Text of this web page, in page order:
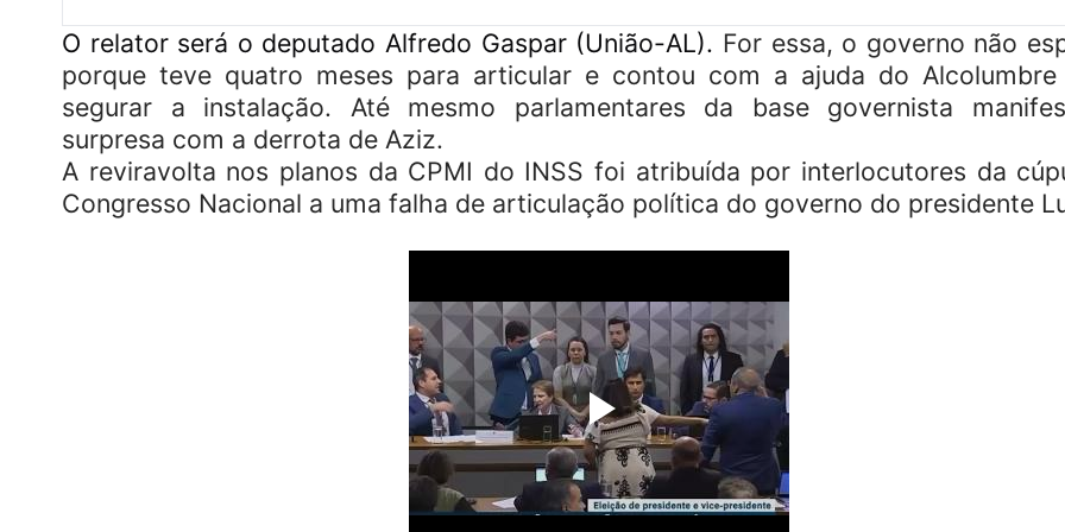
O relator será o deputado Alfredo Gaspar (União-AL). For essa, o governo não
porque teve quatro meses para articular e contou com a ajuda do Alcolumbre
segurar a instalação. Até mesmo parlamentares da base governista
surpresa com a derrota de Aziz.
A reviravolta nos planos da CPMI do INSS foi atribuída por interlocutores da
Congresso Nacional a uma falha de articulação política do governo do presidente
Novo aciona